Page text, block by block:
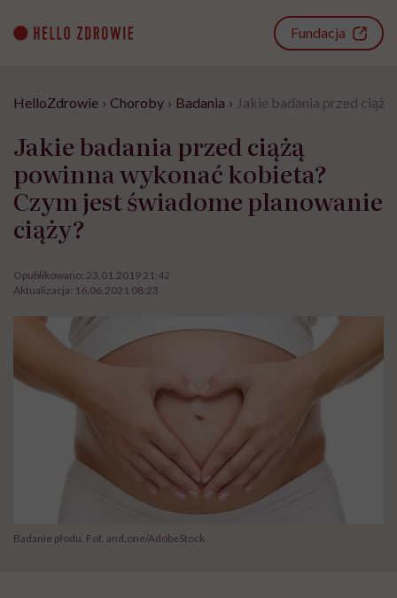
content
Fundacja
HelloZdrowie › Choroby › Badania › Jakie badania przed
Jakie badania przed ciążą
powinna wykonać kobieta?
Czym jest świadome planowanie
ciąży?
Opublikowano: 23.01.2019 21:42
Aktualizacja: 16.06.2021 08:23
Badanie płodu. Fot. and.one/AdobeStock